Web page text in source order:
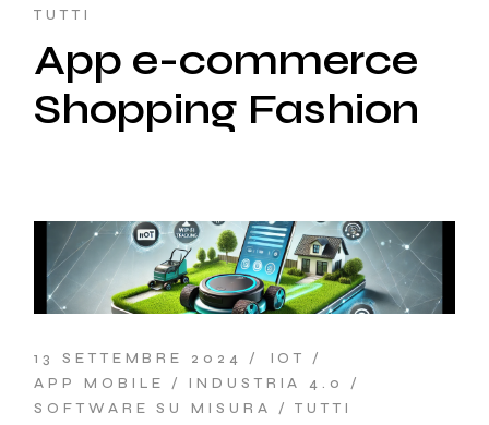
TUTTI
App e-commerce
Shopping Fashion
13 SETTEMBRE 2024
IOT
APP MOBILE
INDUSTRIA 4.0
SOFTWARE SU MISURA
TUTTI